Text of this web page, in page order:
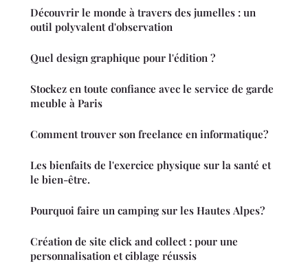
Découvrir le monde à travers des jumelles : un
outil polyvalent d'observation
Quel design graphique pour l'édition ?
Stockez en toute confiance avec le service de garde
meuble à Paris
Comment trouver son freelance en informatique?
Les bienfaits de l'exercice physique sur la santé et
le bien-être.
Pourquoi faire un camping sur les Hautes Alpes?
Création de site click and collect : pour une
personnalisation et ciblage réussis